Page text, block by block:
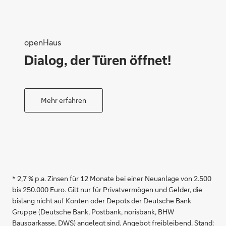
openHaus
Dialog, der Türen öffnet!
Mehr erfahren
* 2,7 % p.a. Zinsen für 12 Monate bei einer Neuanlage von 2.500
bis 250.000 Euro. Gilt nur für Privatvermögen und Gelder, die
bislang nicht auf Konten oder Depots der Deutsche Bank
Gruppe (Deutsche Bank, Postbank, norisbank, BHW
Bausparkasse, DWS) angelegt sind. Angebot freibleibend. Stand: